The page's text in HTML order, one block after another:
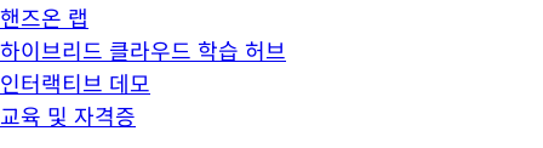
핸즈온 랩
하이브리드 클라우드 학습 허브
인터랙티브 데모
교육 및 자격증